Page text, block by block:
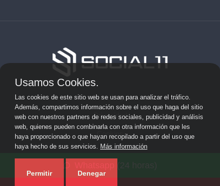
Aviso Legal
Privacidad
Cookies
Consulting en su provincia ·
Usamos Cookies.
Las cookies de este sitio web se usan para analizar el tráfico.
Además, compartimos información sobre el uso que haga del sitio
web con nuestros partners de redes sociales, publicidad y análisis
web, quienes pueden combinarla con otra información que les
haya proporcionado o que hayan recopilado a partir del uso que
haya hecho de sus servicios. Más información
Permitir Denegar